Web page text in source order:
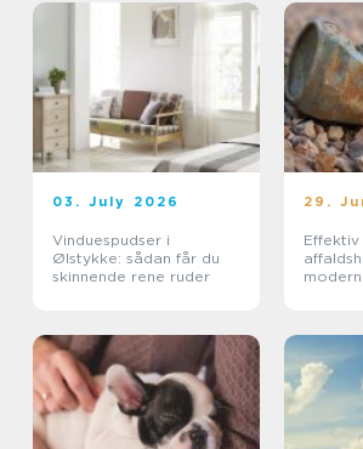
03. July 2026
Vinduespudser i
Ølstykke: sådan får du
skinnende rene ruder
29.
Effektiv